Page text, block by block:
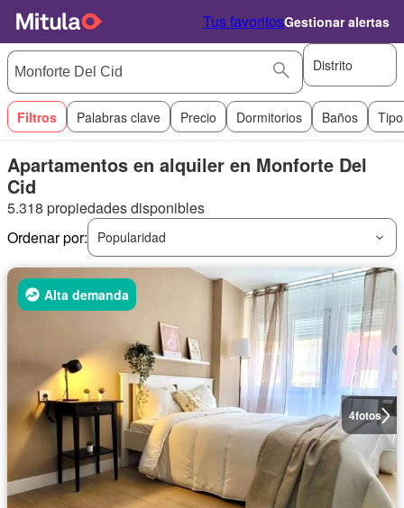
Tus favoritosGestionar alertas
Distrito
Filtros Palabras clave Precio Dormitorios Baños
Apartamentos en alquiler en Monforte Del
Cid
5.318 propiedades disponibles
Ordenar por:
Popularidad
4fotos
Alta demanda